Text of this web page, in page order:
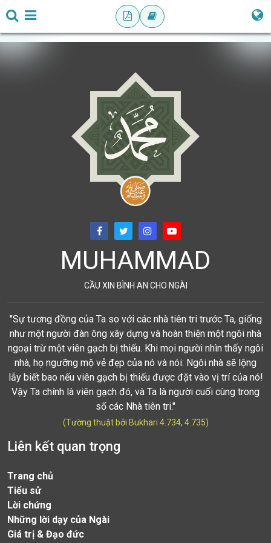
MUHAMMAD
CẦU XIN BÌNH AN CHO NGÀI
"Sự tương đồng của Ta so với các nhà tiên tri trước Ta, giống
như một người đàn ông xây dựng và hoàn thiện một ngôi nhà
ngoại trừ một viên gạch bị thiếu. Khi mọi người nhìn thấy ngôi
nhà, họ ngưỡng mộ vẻ đẹp của nó và nói: Ngôi nhà sẽ lộng
lẫy biết bao nếu viên gạch bị thiếu được đặt vào vị trí của nó!
Vậy Ta chính là viên gạch đó, và Ta là người cuối cùng trong
số các Nhà tiên tri."
(Tường thuật bởi Bukhari 4.734, 4.735)
Liên kết quan trọng
Trang chủ
Tiểu sử
Lời chứng
Những lời dạy của Ngài
Giá trị & Đạo đức